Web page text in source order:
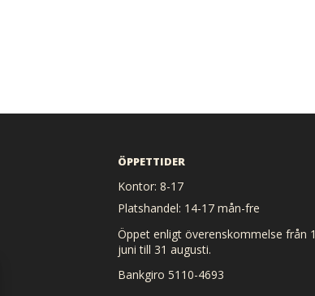
ÖPPETTIDER
Kontor: 8-17
Platshandel: 14-17 mån-fre
Öppet enligt överenskommelse från 1
juni till 31 augusti.
Bankgiro 5110-4693